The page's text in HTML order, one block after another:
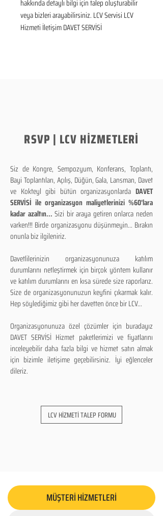
hakkında detaylı bilgi için talep oluşturabilir
veya bizleri arayabilirsiniz. LCV Servisi LCV
Hizmeti İletişim DAVET SERVİSİ
RSVP | LCV HİZMETLERİ
Siz de Kongre, Sempozyum, Konferans, Toplantı,
Bayi Toplantıları, Açılış, Düğün, Gala, Lansman, Davet
ve Kokteyl gibi bütün organizasyonlarda DAVET
SERVİSİ ile organizasyon maliyetlerinizi %60'lara
kadar azaltın...Sizi bir araya getiren onlarca neden
varken!!! Birde organizasyonu düşünmeyin... Bırakın
onunla biz ilgileniriz.
Davetlilerinizin organizasyonunuza katılım
durumlarını netleştirmek için birçok yöntem kullanır
ve katılım durumlarını en kısa sürede size raporlarız.
Size de organizasyonunuzun keyfini çıkarmak kalır.
Hep söylediğimiz gibi her davetten önce bir LCV...
Organizasyonunuza özel çözümler için buradayız
DAVET SERVİSİ Hizmet paketlerimizi ve fiyatlarını
inceleyebilir daha fazla bilgi ve hizmet satın almak
için bizimle iletişime geçebilirsiniz. İyi eğlenceler
dileriz.
LCV HİZMETİ TALEP FORMU
MÜŞTERİ HİZMETLERİ